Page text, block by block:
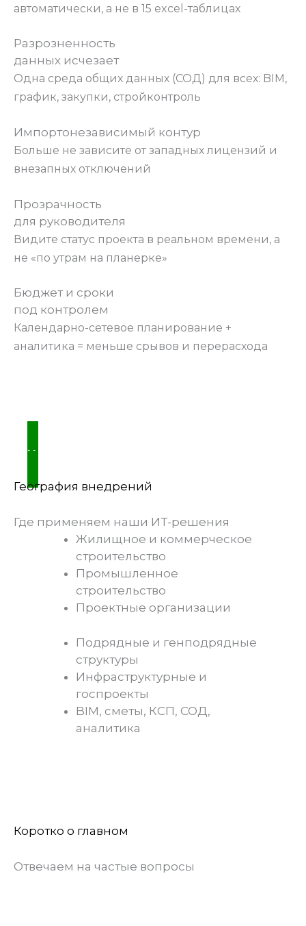
автоматически, а не в 15 excel-таблицах
Разрозненность
данных исчезает
Одна среда общих данных (СОД) для всех: BIM,
график, закупки, стройконтроль
Импортонезависимый контур
Больше не зависите от западных лицензий и
внезапных отключений
Прозрачность
для руководителя
Видите статус проекта в реальном времени, а
не «по утрам на планерке»
Бюджет и сроки
под контролем
Календарно-сетевое планирование +
аналитика = меньше срывов и перерасхода
ХОЧУ ТАКЖЕ
География внедрений
Где применяем наши ИТ-решения
Жилищное и коммерческое
строительство
Промышленное
строительство
Проектные организации
Подрядные и генподрядные
структуры
Инфраструктурные и
госпроекты
BIM, сметы, КСП, СОД,
аналитика
Коротко о главном
Отвечаем на частые вопросы